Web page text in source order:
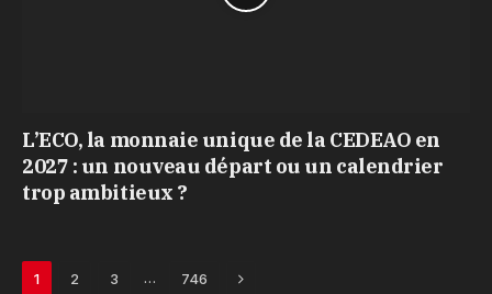
L’ECO, la monnaie unique de la CEDEAO en
2027 : un nouveau départ ou un calendrier
trop ambitieux ?
1 2 3 … 746 Next